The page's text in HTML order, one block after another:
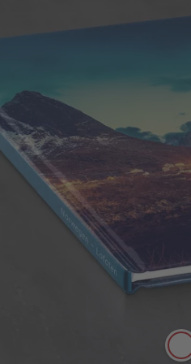
Copertina rigida
Struttura rigida e
proteggere al meglio le
Qualità e robustezza
Dorso del fotolibro
personalizzabile